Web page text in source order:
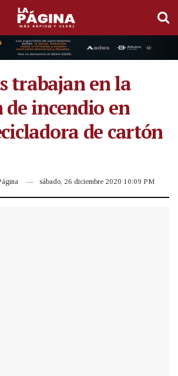
trabajan en la
incendio en
de cartón
sábado, 26 diciembre 2020 10:09 PM